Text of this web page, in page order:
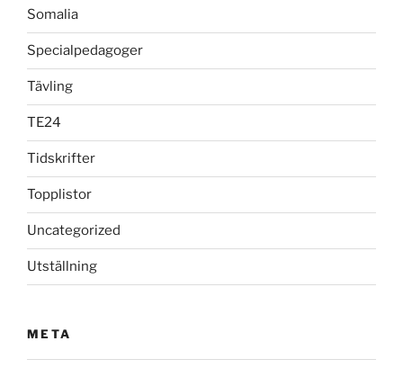
Somalia
Specialpedagoger
Tävling
TE24
Tidskrifter
Topplistor
Uncategorized
Utställning
META